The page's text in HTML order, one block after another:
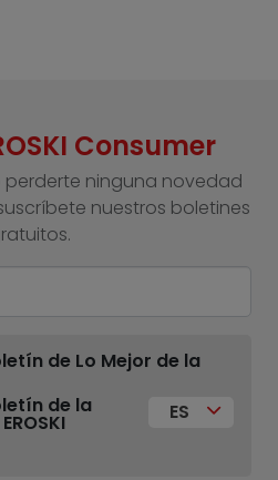
Consumer
perderte ninguna novedad
nuestros boletines
de Lo Mejor de la
de la
ES